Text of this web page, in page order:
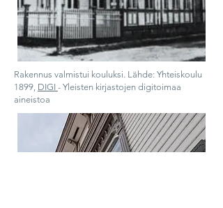
Rakennus valmistui kouluksi. Lähde: Yhteiskoulu
1899, DIGI - Yleisten kirjastojen digitoimaa
aineistoa